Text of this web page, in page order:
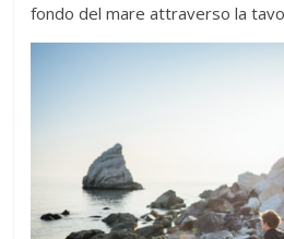
fondo del mare attraverso la